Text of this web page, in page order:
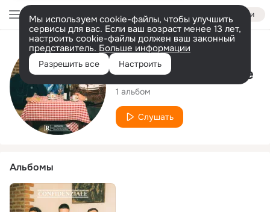
Войти
Мы используем cookie-файлы, чтобы улучшить
сервисы для вас. Если ваш возраст менее 13 лет,
настроить cookie-файлы должен ваш законный
представитель. Больше информации
Разрешить все Настроить
Исполнитель
BRCH Confidenziale
1 альбом
Слушать
Альбомы